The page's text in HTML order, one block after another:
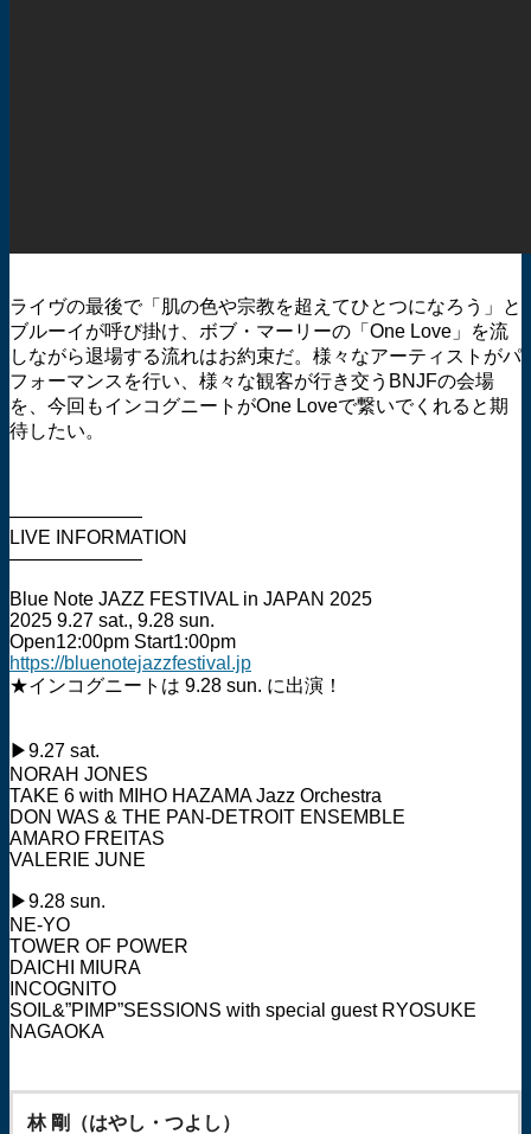
ライヴの最後で「肌の色や宗教を超えてひとつになろう」と
ブルーイが呼び掛け、ボブ・マーリーの「One Love」を流
しながら退場する流れはお約束だ。様々なアーティストがパ
フォーマンスを行い、様々な観客が行き交うBNJFの会場
を、今回もインコグニートがOne Loveで繋いでくれると期
待したい。
―――――――
LIVE INFORMATION
―――――――
Blue Note JAZZ FESTIVAL in JAPAN 2025
2025 9.27 sat., 9.28 sun.
Open12:00pm Start1:00pm
https://bluenotejazzfestival.jp
★インコグニートは 9.28 sun. に出演！
▶︎9.27 sat.
NORAH JONES
TAKE 6 with MIHO HAZAMA Jazz Orchestra
DON WAS & THE PAN-DETROIT ENSEMBLE
AMARO FREITAS
VALERIE JUNE
▶︎9.28 sun.
NE-YO
TOWER OF POWER
DAICHI MIURA
INCOGNITO
SOIL&”PIMP”SESSIONS with special guest RYOSUKE
NAGAOKA
林 剛（はやし・つよし）